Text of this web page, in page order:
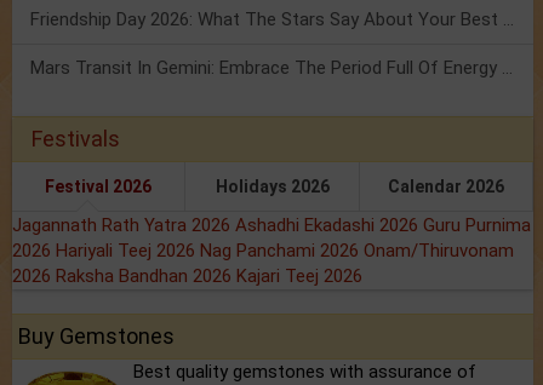
Friendship Day 2026: What The Stars Say About Your Best Friend!
Mars Transit In Gemini: Embrace The Period Full Of Energy & Intelligence
Festivals
Festival 2026 Holidays 2026 Calendar 2026
Jagannath Rath Yatra 2026 Ashadhi Ekadashi 2026 Guru Purnima
2026 Hariyali Teej 2026 Nag Panchami 2026 Onam/Thiruvonam
2026 Raksha Bandhan 2026 Kajari Teej 2026
Buy Gemstones
Best quality gemstones with assurance of